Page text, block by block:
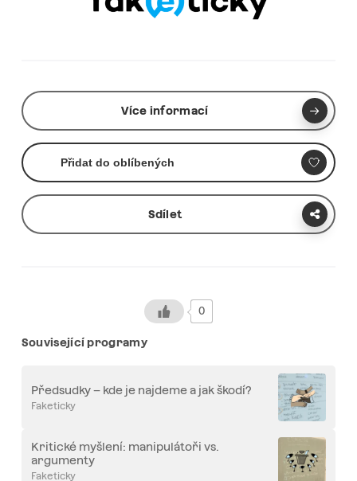
Více informací
Přidat do oblíbených
Sdílet
0
Související programy
Předsudky – kde je najdeme a jak škodí?
Faketicky
Kritické myšlení: manipulátoři vs.
argumenty
Faketicky